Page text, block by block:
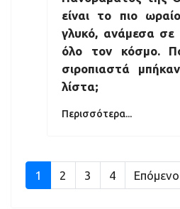
είναι το πιο
γλυκό, ανάμεσα
όλο τον κόσμο.
σιροπιαστά
λίστα;
Περισσότερα...
1 2 3 4 Επόμενο